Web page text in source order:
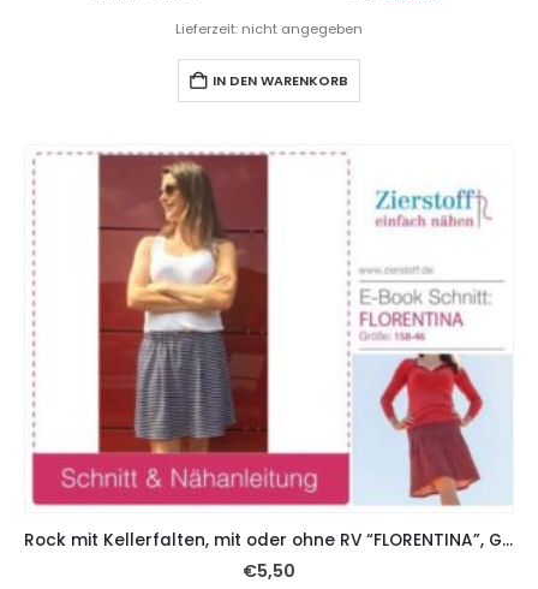
Lieferzeit: nicht angegeben
IN DEN WARENKORB
Rock mit Kellerfalten, mit oder ohne RV “FLORENTINA”, Gr. 158 – Damengr. 46
€5,50